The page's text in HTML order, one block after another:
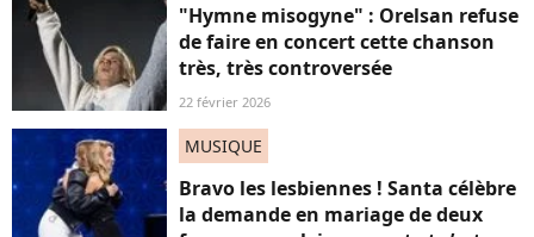
"Hymne misogyne" : Orelsan refuse
de faire en concert cette chanson
très, très controversée
22 février 2026
MUSIQUE
Bravo les lesbiennes ! Santa célèbre
la demande en mariage de deux